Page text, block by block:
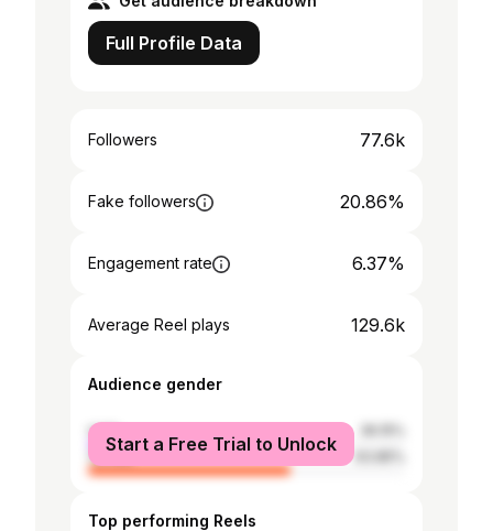
Full Profile Data
Followers 77.6k
Fake followers 20.86%
Engagement rate 6.37%
Average Reel plays 129.6k
Audience gender
male
female
Start a Free Trial to Unlock
Top performing Reels